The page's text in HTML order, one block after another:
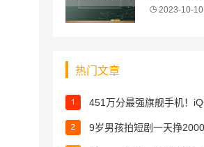
世：终年6
2023-10-10
热门文章